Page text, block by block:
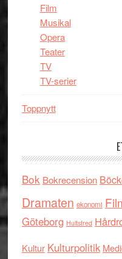
Film
Musikal
Opera
Teater
TV
TV-serier
Toppnytt
Bok Bokrecension
Dramaten ekonomi
Göteborg Hultsfred
Kultur Kulturpolitik